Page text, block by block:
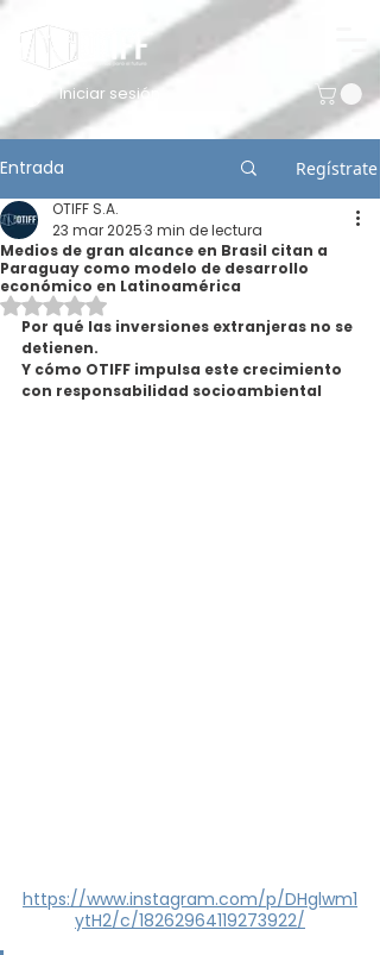
Iniciar sesión
Entrada Regístrate
Medios de gran alcance en Brasil citan a
Paraguay como modelo de desarrollo
económico en Latinoamérica
OTIFF S.A.
23 mar 20253 min de lectura
Obtuvo NaN de 5 estrellas.
Por qué las inversiones extranjeras no se
detienen.
Y cómo OTIFF impulsa este crecimiento
con responsabilidad socioambiental
https://www.instagram.com/p/DHglwm1
ytH2/c/18262964119273922/